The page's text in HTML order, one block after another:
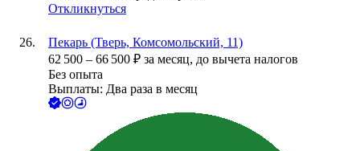
Откликнуться
Пекарь (Тверь, Комсомольский, 11)
62 500 – 66 500 ₽ за месяц, до вычета налогов
Без опыта
Выплаты: Два раза в месяц